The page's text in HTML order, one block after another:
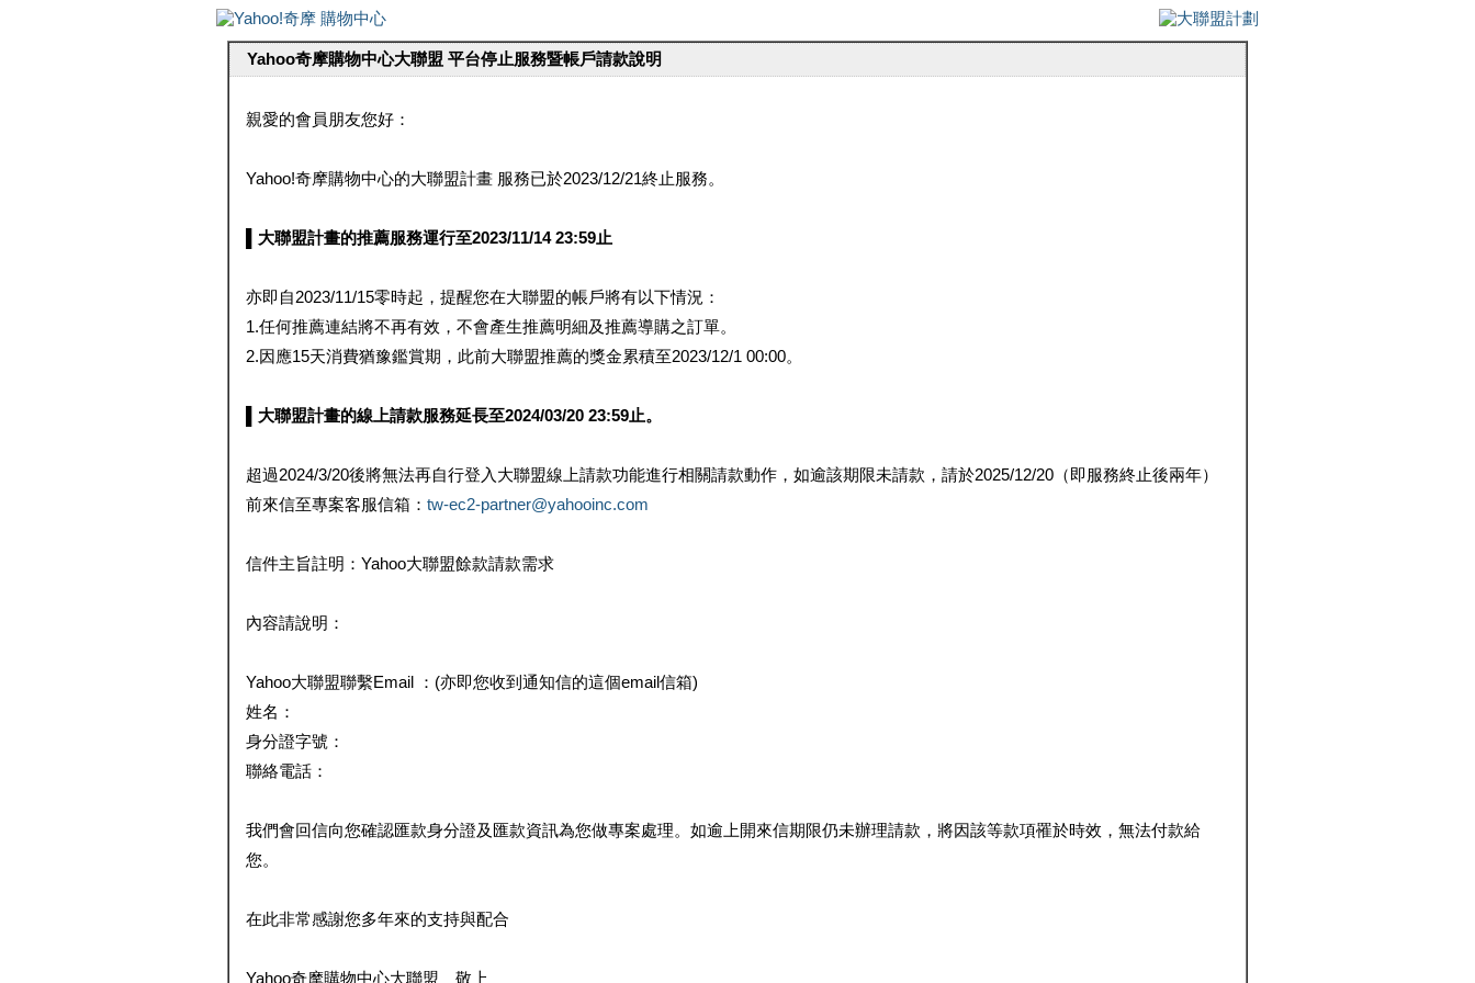
Yahoo奇摩購物中心大聯盟 平台停止服務暨帳戶請款說明
親愛的會員朋友您好：
Yahoo!奇摩購物中心的大聯盟計畫 服務已於2023/12/21終止服務。
▌大聯盟計畫的推薦服務運行至2023/11/14 23:59止
亦即自2023/11/15零時起，提醒您在大聯盟的帳戶將有以下情況：
1.任何推薦連結將不再有效，不會產生推薦明細及推薦導購之訂單。
2.因應15天消費猶豫鑑賞期，此前大聯盟推薦的獎金累積至2023/12/1 00:00。
▌大聯盟計畫的線上請款服務延長至2024/03/20 23:59止。
超過2024/3/20後將無法再自行登入大聯盟線上請款功能進行相關請款動作，如逾該期限未請款，請於2025/12/20（即服務終止後兩年）
前來信至專案客服信箱： tw-ec2-partner@yahooinc.com
信件主旨註明：Yahoo大聯盟餘款請款需求
內容請說明：
Yahoo大聯盟聯繫Email ：(亦即您收到通知信的這個email信箱)
姓名：
身分證字號：
聯絡電話：
我們會回信向您確認匯款身分證及匯款資訊為您做專案處理。如逾上開來信期限仍未辦理請款，將因該等款項罹於時效，無法付款給
您。
在此非常感謝您多年來的支持與配合
Yahoo奇摩購物中心大聯盟 敬上